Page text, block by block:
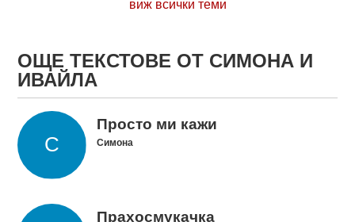
виж всички теми
ОЩЕ ТЕКСТОВЕ ОТ СИМОНА И
ИВАЙЛА
Просто ми кажи
Симона
Прахосмукачка